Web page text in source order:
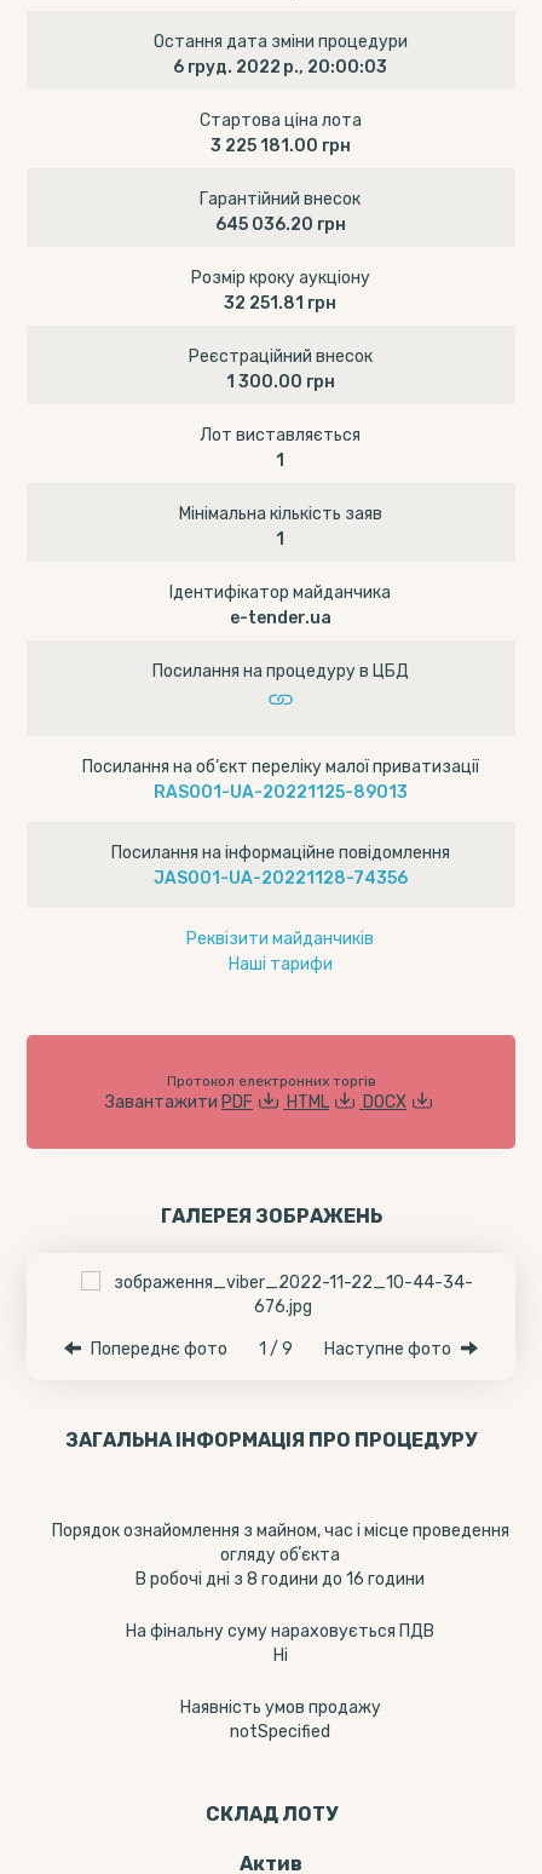
Остання дата зміни процедури
6 груд. 2022 р., 20:00:03
Стартова ціна лота
3 225 181.00 грн
Гарантійний внесок
645 036.20 грн
Розмір кроку аукціону
32 251.81 грн
Реєстраційний внесок
1 300.00 грн
Лот виставляється
1
Мінімальна кількість заяв
1
Ідентифікатор майданчика
e-tender.ua
Посилання на процедуру в ЦБД
Посилання на об’єкт переліку малої приватизації
RAS001-UA-20221125-89013
Посилання на інформаційне повідомлення
JAS001-UA-20221128-74356
Реквізити майданчиків
Наші тарифи
Протокол електронних торгів
Завантажити PDF HTML DOCX
ГАЛЕРЕЯ ЗОБРАЖЕНЬ
Попереднє фото 1 / 9 Наступне фото
ЗАГАЛЬНА ІНФОРМАЦІЯ ПРО ПРОЦЕДУРУ
Порядок ознайомлення з майном, час і місце проведення
огляду обʼєкта
В робочі дні з 8 години до 16 години
На фінальну суму нараховується ПДВ
Ні
Наявність умов продажу
notSpecified
СКЛАД ЛОТУ
Актив